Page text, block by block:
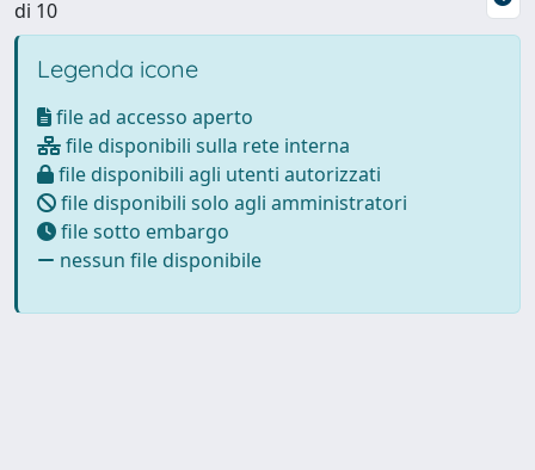
di 10
Legenda icone
file ad accesso aperto
file disponibili sulla rete interna
file disponibili agli utenti autorizzati
file disponibili solo agli amministratori
file sotto embargo
nessun file disponibile